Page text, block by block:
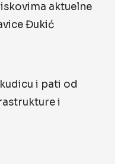
aktuelne
Đukić
i pati od
i